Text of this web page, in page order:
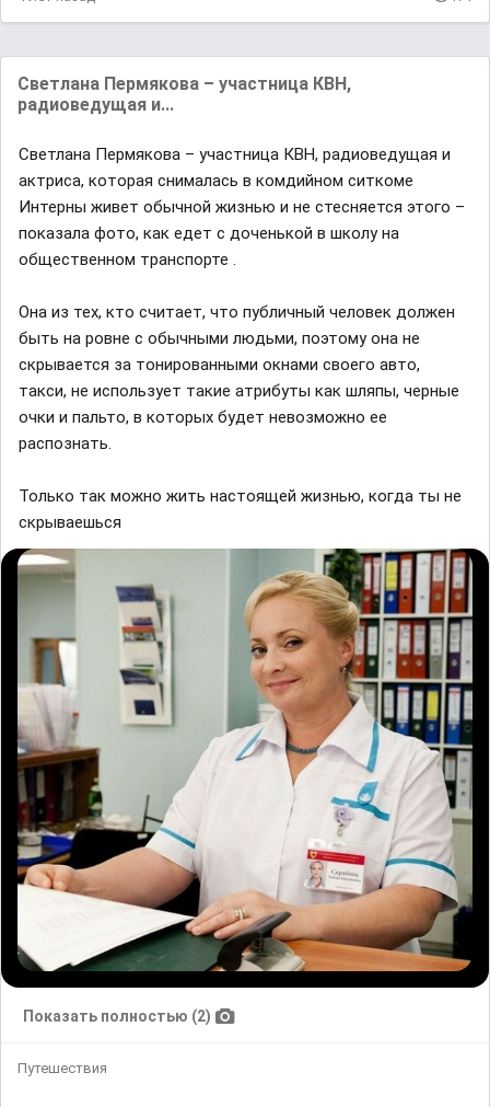
Светлана Пермякова – участница КВН,
радиоведущая и...
Светлана Пермякова – участница КВН, радиоведущая и
актриса, которая снималась в комдийном ситкоме
Интерны живет обычной жизнью и не стесняется этого –
показала фото, как едет с доченькой в школу на
общественном транспорте .
Она из тех, кто считает, что публичный человек должен
быть на ровне с обычными людьми, поэтому она не
скрывается за тонированными окнами своего авто,
такси, не использует такие атрибуты как шляпы, черные
очки и пальто, в которых будет невозможно ее
распознать.
Только так можно жить настоящей жизнью, когда ты не
скрываешься
Показать полностью (2)
Путешествия